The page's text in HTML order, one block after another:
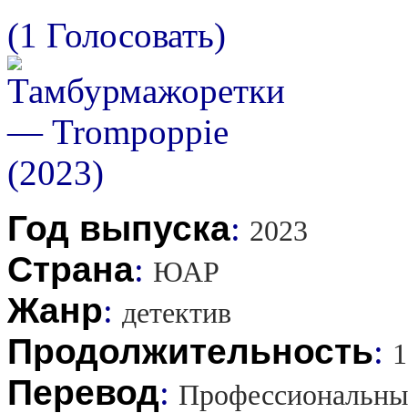
(1 Голосовать)
Год выпуска: 2023
Страна: ЮАР
Жанр: детектив
Продолжительность:
Перевод: